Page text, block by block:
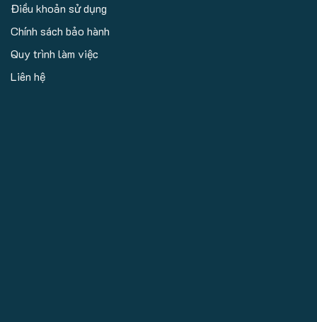
Điều khoản sử dụng
Chính sách bảo hành
Quy trình làm việc
Liên hệ